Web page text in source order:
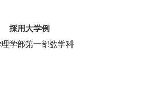
採用大学例
学部第一部数学科